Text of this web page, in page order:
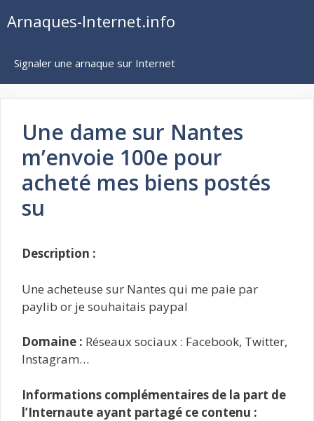
auArnaques-Internet.info
Signaler une arnaque sur Internet
Une dame sur Nantes
m’envoie 100e pour
acheté mes biens postés
su
Description :
Une acheteuse sur Nantes qui me paie par
paylib or je souhaitais paypal
Domaine : Réseaux sociaux : Facebook, Twitter,
Instagram…
Informations complémentaires de la part de
l’Internaute ayant partagé ce contenu :